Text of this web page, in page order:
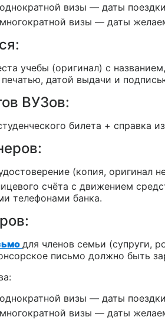
визы — даты поездки
визы — даты
учебы (оригинал) с
датой выдачи и
ВУЗов:
билета + справка
(копия, оригинал
счёта с движением
телефонами банка.
для членов семьи (супруги,
письмо должно быть
визы — даты
визы — даты